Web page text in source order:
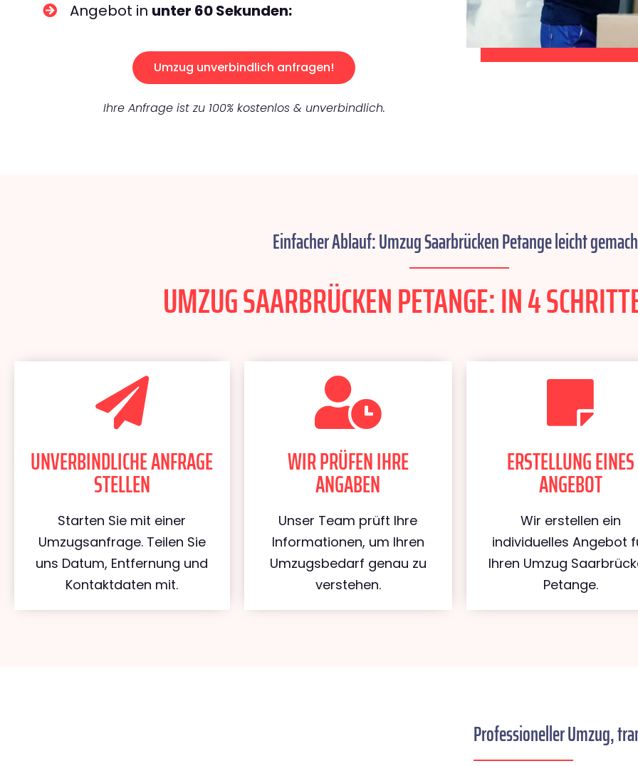
Angebot in unter 60 Sekunden:
Umzug unverbindlich anfragen!
Ihre Anfrage ist zu 100% kostenlos & unverbindlich.
Einfacher Ablauf: Umzug Saarbrücken Petange leicht
UMZUG SAARBRÜCKEN PETANGE: IN 4
UNVERBINDLICHE ANFRAGE
STELLEN
Starten Sie mit einer
Umzugsanfrage. Teilen Sie
uns Datum, Entfernung und
Kontaktdaten mit.
WIR PRÜFEN IHRE
ANGABEN
Unser Team prüft Ihre
Informationen, um Ihren
Umzugsbedarf genau zu
verstehen.
ERSTELLUNG EINES
ANGEBOT
Wir erstellen ein
individuelles Angebot
Ihren Umzug
Petange.
Professioneller Umzug,